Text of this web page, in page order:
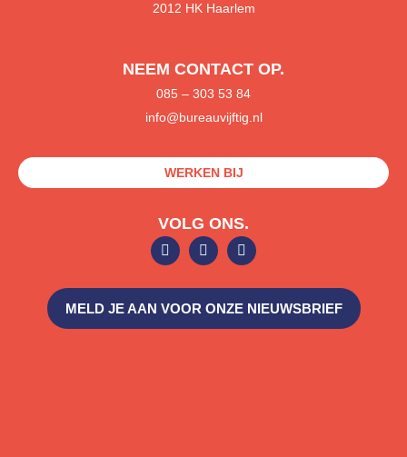
2012 HK Haarlem
NEEM CONTACT OP.
085 – 303 53 84
info@bureauvijftig.nl
WERKEN BIJ
VOLG ONS.
L
i
k
e
d
i
F
a
e
b
o
o
S
p
t
i
f
y
MELD JE AAN VOOR ONZE NIEUWSBRIEF